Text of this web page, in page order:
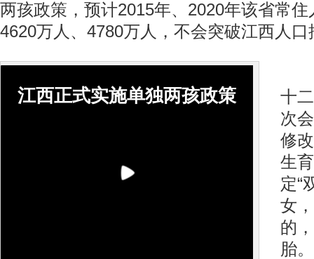
两孩政策，预计2015年、2020年该省常
4620万人、4780万人，不会突破江西人口
江西正式实施单独两孩政策
十
次
修
生
定“
女
的
胎